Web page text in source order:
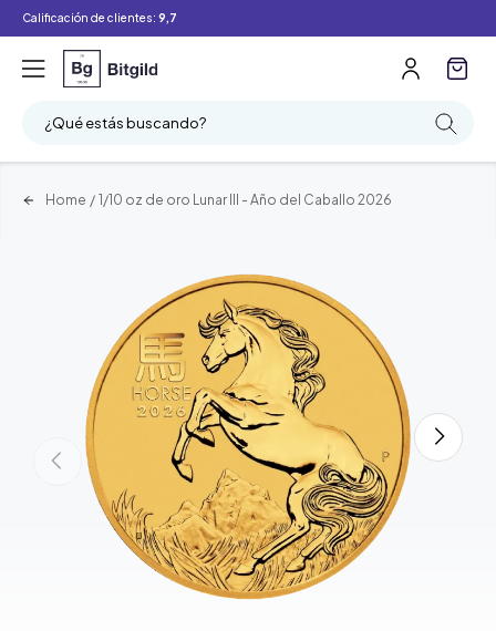
Calificación de clientes: 9,7
¿Qué estás buscando?
Home / 1/10 oz de oro Lunar III - Año del Caballo 2026